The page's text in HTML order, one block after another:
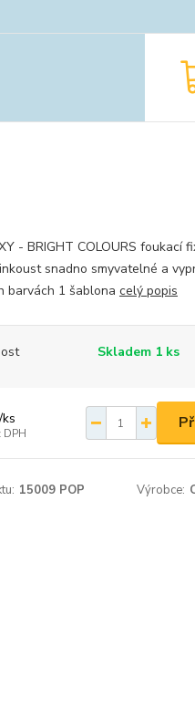
- BRIGHT COLOURS foukací
snadno smyvatelné a
barvách 1 šablona celý popis
Skladem 1 ks
ks
DPH
15009 POP Výrobce: